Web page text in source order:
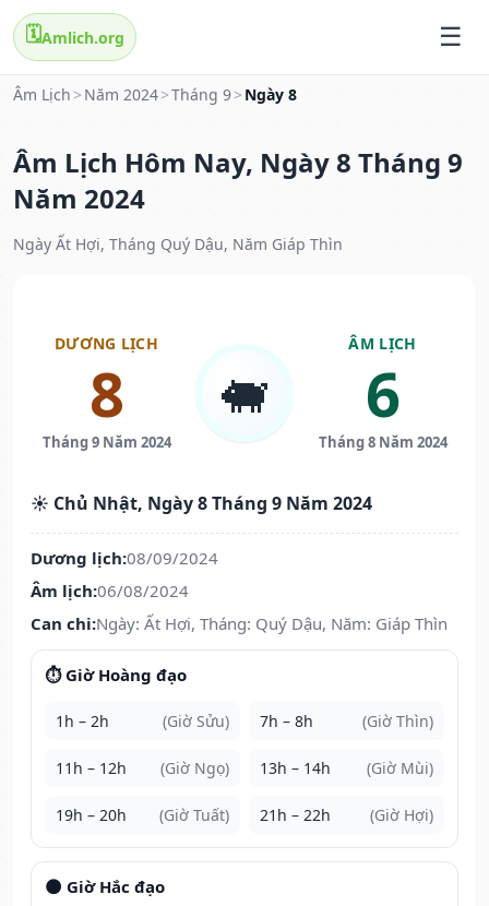
🗓️Amlich.org
Âm Lịch > Năm 2024>Tháng 9> Ngày 8
Âm Lịch Hôm Nay, Ngày 8 Tháng 9
Năm 2024
Ngày Ất Hợi, Tháng Quý Dậu, Năm Giáp Thìn
DƯƠNG LỊCH
8
Tháng 9 Năm 2024
🐖
ÂM LỊCH
6
Tháng 8 Năm 2024
☀️ Chủ Nhật, Ngày 8 Tháng 9 Năm 2024
Dương lịch:08/09/2024
Âm lịch:06/08/2024
Can chi:Ngày: Ất Hợi, Tháng: Quý Dậu, Năm: Giáp Thìn
⏱️ Giờ Hoàng đạo
1h – 2h (Giờ Sửu) 7h – 8h (Giờ Thìn)
11h – 12h (Giờ Ngọ) 13h – 14h (Giờ Mùi)
19h – 20h (Giờ Tuất) 21h – 22h (Giờ Hợi)
🌑 Giờ Hắc đạo